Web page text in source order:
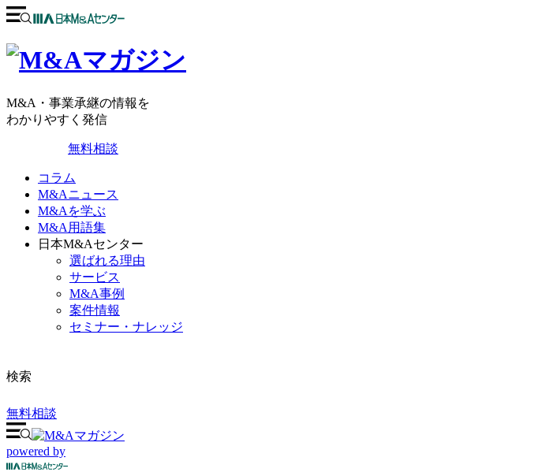
M&A・事業承継の情報を
わかりやすく発信
無料相談
コラム
M&Aニュース
M&Aを学ぶ
M&A用語集
日本M&Aセンター
選ばれる理由
サービス
M&A事例
案件情報
セミナー・ナレッジ
検索
無料相談
powered by